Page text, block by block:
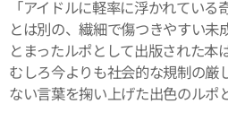
「アイドルに軽率に浮かれてい
とは別の、繊細で傷つきやすい未
とまったルポとして出版された本
むしろ今よりも社会的な規制の厳
ない言葉を掬い上げた出色のルポ